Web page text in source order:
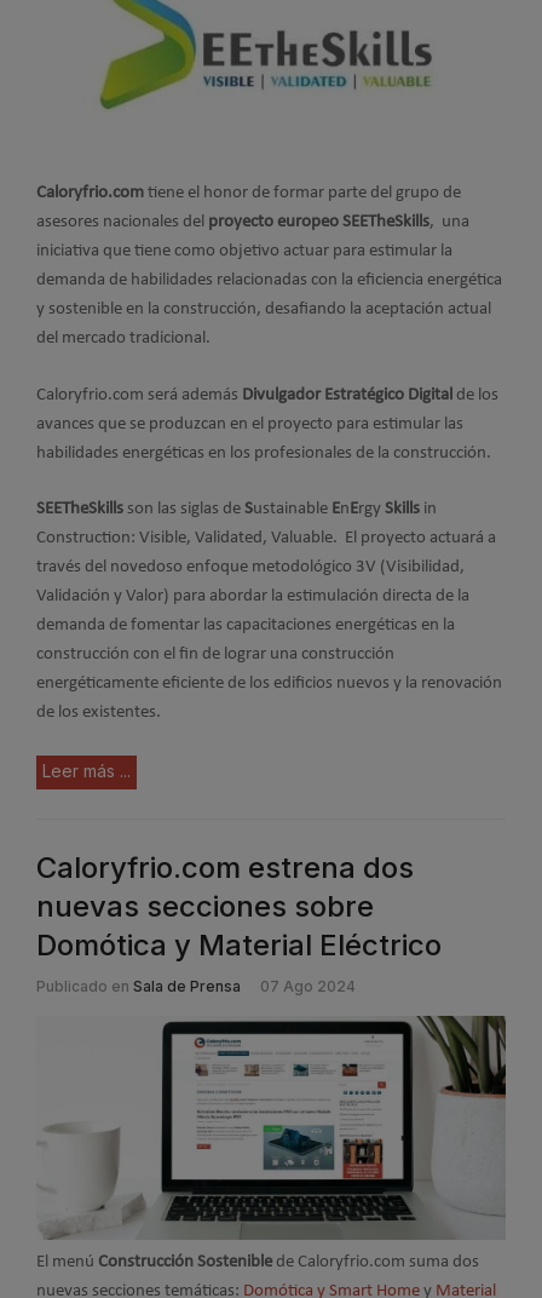
Caloryfrio.com tiene el honor de formar parte del grupo de
asesores nacionales del proyecto europeo SEETheSkills, una
iniciativa que tiene como objetivo actuar para estimular la
demanda de habilidades relacionadas con la eficiencia energética
y sostenible en la construcción, desafiando la aceptación actual
del mercado tradicional.
Caloryfrio.com será además Divulgador Estratégico Digital de los
avances que se produzcan en el proyecto para estimular las
habilidades energéticas en los profesionales de la construcción.
SEETheSkills son las siglas de Sustainable EnErgy Skills in
Construction: Visible, Validated, Valuable. El proyecto actuará a
través del novedoso enfoque metodológico 3V (Visibilidad,
Validación y Valor) para abordar la estimulación directa de la
demanda de fomentar las capacitaciones energéticas en la
construcción con el fin de lograr una construcción
energéticamente eficiente de los edificios nuevos y la renovación
de los existentes.
Leer más ...
Caloryfrio.com estrena dos
nuevas secciones sobre
Domótica y Material Eléctrico
Publicado en Sala de Prensa 07 Ago 2024
El menú Construcción Sosteniblede Caloryfrio.com suma dos
nuevas secciones temáticas: Domótica y Smart Home y Material